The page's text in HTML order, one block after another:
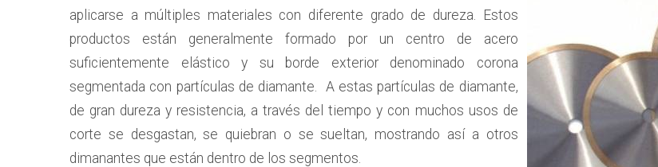
aplicarse a múltiples materiales con diferente grado de dureza. Estos
productos están generalmente formado por un centro de acero
suficientemente elástico y su borde exterior denominado corona
segmentada con partículas de diamante. A estas partículas de diamante,
de gran dureza y resistencia, a través del tiempo y con muchos usos de
corte se desgastan, se quiebran o se sueltan, mostrando así a otros
dimanantes que están dentro de los segmentos.